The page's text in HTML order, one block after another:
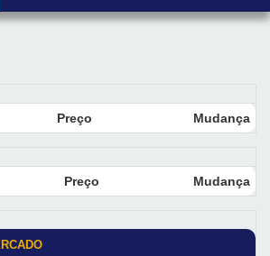
Preço Mudança
Preço Mudança